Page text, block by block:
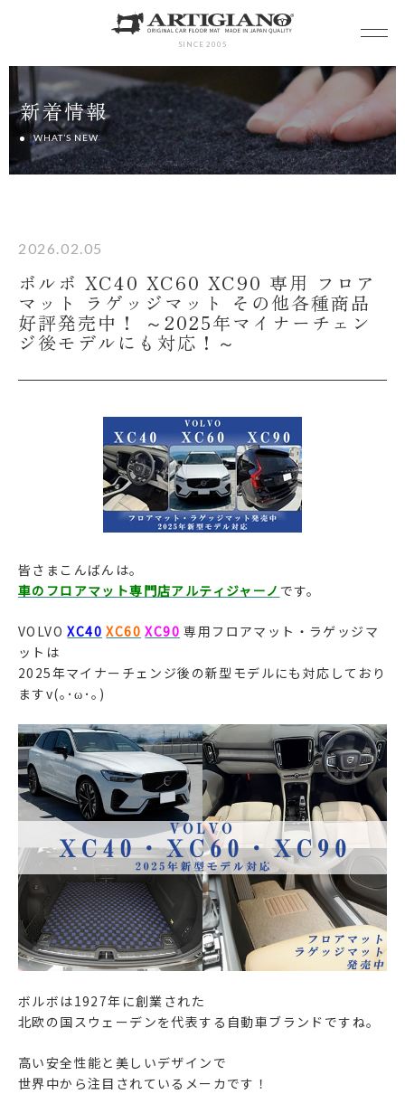
SINCE 2005
新着情報
WHAT’S NEW
2026.02.05
ボルボ XC40 XC60 XC90 専用 フロア
マット ラゲッジマット その他各種商品
好評発売中！ ～2025年マイナーチェン
ジ後モデルにも対応！～
皆さまこんばんは。
車のフロアマット専門店アルティジャーノ です。
VOLVOXC40 XC60 XC90 専用フロアマット・ラゲッジマ
ットは
2025年マイナーチェンジ後の新型モデルにも対応しており
ますv(｡･ω･｡)
ボルボは1927年に創業された
北欧の国スウェーデンを代表する自動車ブランドですね。
高い安全性能と美しいデザインで
世界中から注目されているメーカです！